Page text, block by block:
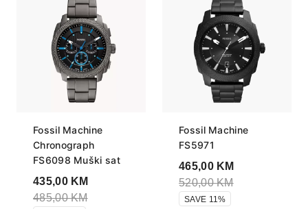
Fossil Machine
Chronograph
FS6098 Muški sat
435,00 KM
485,00KM
Fossil Machine
FS5971
465,00 KM
520,00KM
SAVE 11%